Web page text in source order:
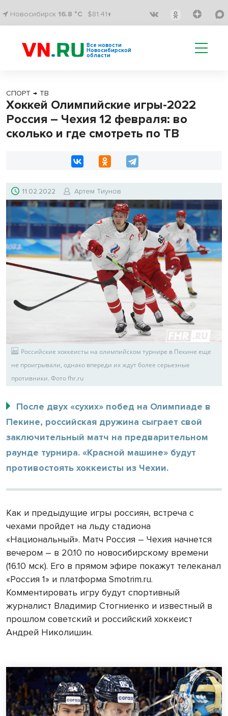
Новосибирск 16.8 °C $81.41↑
Все новости
Новосибирской
области
СПОРТ → ТВ
Хоккей Олимпийские игры-2022
Россия – Чехия 12 февраля: во
сколько и где смотреть по ТВ
11.02.2022 Артем Тиунов
Российские хоккеисты на олимпийском турнире в Пекине еще
не проигрывали, однако впереди их ждут более серьезные
противники. Фото fhr.ru
После двух «сухих» побед на Олимпиаде в
Пекине, российская дружина сыграет свой
заключительный матч на предварительном
раунде турнира. «Красной машине» будут
противостоять хоккеисты из Чехии.
Как и предыдущие игры россиян, встреча с
чехами пройдет на льду стадиона
«Национальный». Матч Россия – Чехия начнется
вечером – в 20.10 по новосибирскому времени
(16.10 мск). Его в прямом эфире покажут телеканал
«Россия 1» и платформа Smotrim.ru.
Комментировать игру будут спортивный
журналист Владимир Стогниенко и известный в
прошлом советский и российский хоккеист
Андрей Николишин.